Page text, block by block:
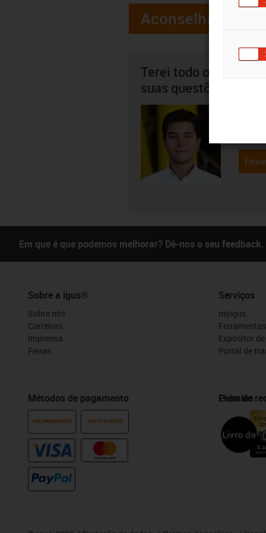
Aconselhamento
Terei todo o gosto
suas questões
Em que é que podemos melhorar? Dê-nos o seu feedback.
Sobre a igus®
Sobre nós
Carreiras
Imprensa
Feiras
Métodos de pagamento
PRÉ-PAGAMENTO CONTA CLIENTE
Serviços
myigus
Expositor
Portal de
Prémios
Livro de